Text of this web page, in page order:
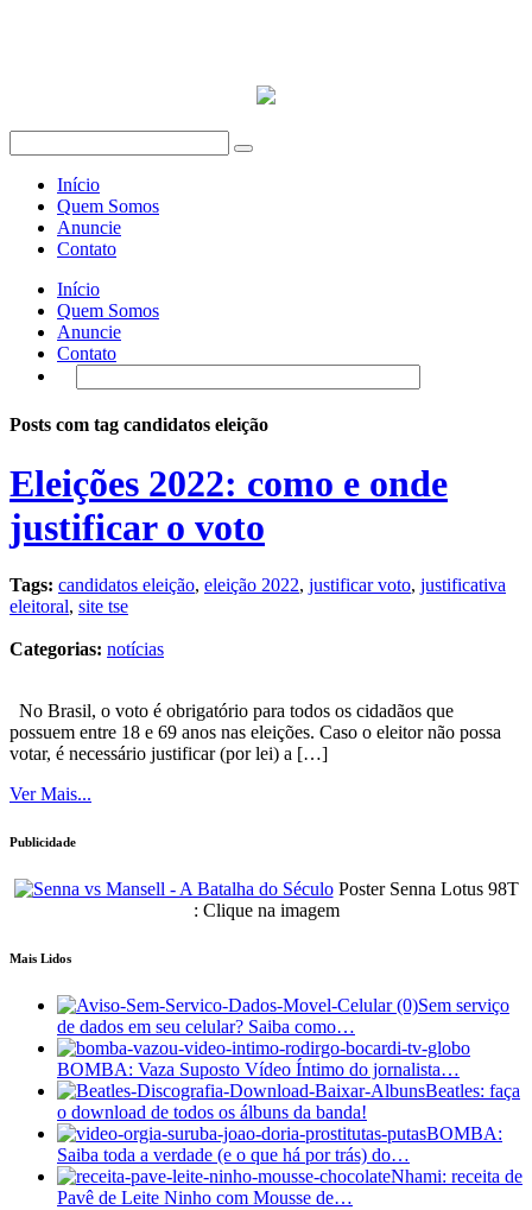
Início
Quem Somos
Anuncie
Contato
Início
Quem Somos
Anuncie
Contato
Posts com tag candidatos eleição
Eleições 2022: como e onde
justificar o voto
Tags: candidatos eleição, eleição 2022, justificar voto, justificativa
eleitoral, site tse
Categorias: notícias
No Brasil, o voto é obrigatório para todos os cidadãos que
possuem entre 18 e 69 anos nas eleições. Caso o eleitor não possa
votar, é necessário justificar (por lei) a […]
Ver Mais...
Publicidade
Poster Senna Lotus 98T
: Clique na imagem
Mais Lidos
Sem serviço
de dados em seu celular? Saiba como…
BOMBA: Vaza Suposto Vídeo Íntimo do jornalista…
Beatles: faça
o download de todos os álbuns da banda!
BOMBA:
Saiba toda a verdade (e o que há por trás) do…
Nhami: receita de
Pavê de Leite Ninho com Mousse de…